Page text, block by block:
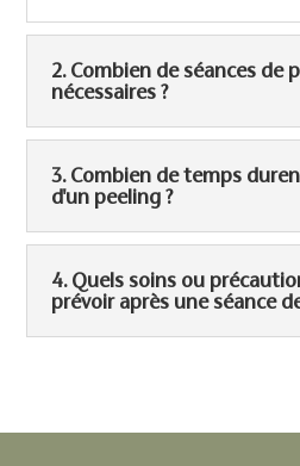
2. Combien de séances de
nécessaires ?
3. Combien de temps
d'un peeling ?
4. Quels soins ou
prévoir après une séance